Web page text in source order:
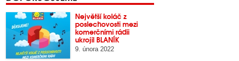
Největší koláč z
poslechovosti mezi
komerčními rádii
ukrojil BLANÍK
9. února 2022